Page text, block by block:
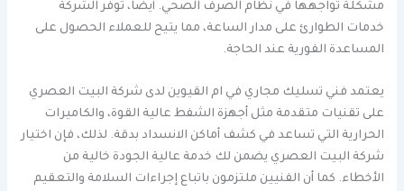
مشكلة تواجهها في نظام الصرف الصحي. أيضًا، توفر الشركة
خدمات الطوارئ على مدار الساعة، مما يتيح للعملاء الحصول على
المساعدة الفورية عند الحاجة.
يعتمد فني تسليك مجاري في ام القيوين لدى شركة البيت العصري
على تقنيات متقدمة مثل أجهزة الشفط عالية القوة، والكاميرات
الحرارية التي تساعد في كشف أماكن الانسداد بدقة. لذلك، فإن اختيار
شركة البيت العصري يضمن لك خدمة عالية الجودة خالية من
الأخطاء. كما أن الفنيين ملتزمون باتباع إجراءات السلامة والتعقيم